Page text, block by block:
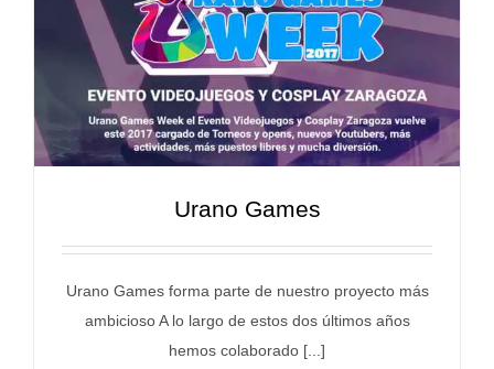
Urano Games
Urano Games forma parte de nuestro proyecto más
ambicioso A lo largo de estos dos últimos años
hemos colaborado [...]